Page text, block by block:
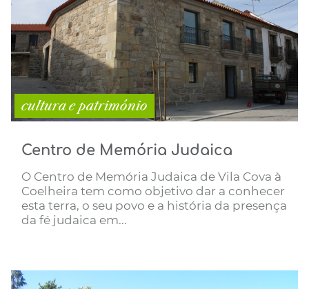
cultura e património
Centro de Memória Judaica
O Centro de Memória Judaica de Vila Cova à
Coelheira tem como objetivo dar a conhecer
esta terra, o seu povo e a história da presença
da fé judaica em...